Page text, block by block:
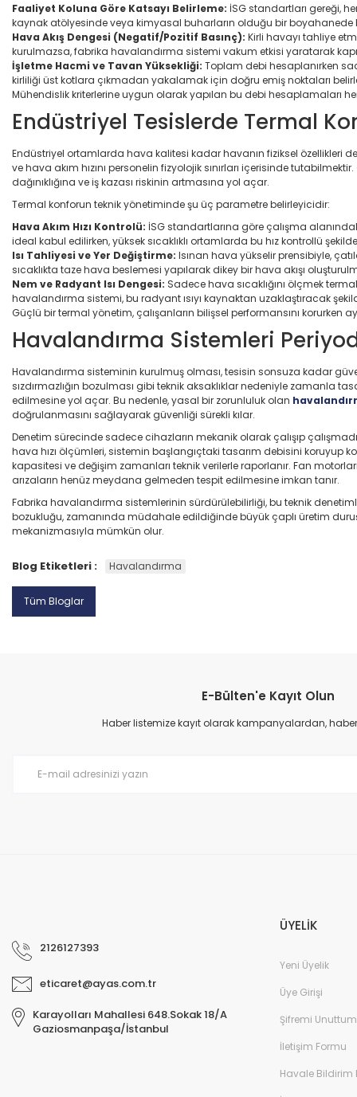
Faaliyet Koluna Göre Katsayı Belirleme: İSG standartları gereği,
kaynak atölyesinde veya kimyasal buharların olduğu bir boyahanede
Hava Akış Dengesi (Negatif/Pozitif Basınç): Kirli havayı tahliye
kurulmazsa, fabrika havalandırma sistemi vakum etkisi yaratarak
İşletme Hacmi ve Tavan Yüksekliği: Toplam debi hesaplanırken
kirliliği üst kotlara çıkmadan yakalamak için doğru emiş noktaları
Mühendislik kriterlerine uygun olarak yapılan bu debi hesaplamaları
Endüstriyel Tesislerde Termal
Endüstriyel ortamlarda hava kalitesi kadar havanın fiziksel özellikleri
ve hava akım hızını personelin fizyolojik sınırları içerisinde
dağınıklığına ve iş kazası riskinin artmasına yol açar.
Termal konforun teknik yönetiminde şu üç parametre belirleyicidir:
Hava Akım Hızı Kontrolü: İSG standartlarına göre çalışma
ideal kabul edilirken, yüksek sıcaklıklı ortamlarda bu hız kontrollü
Isı Tahliyesi ve Yer Değiştirme: Isınan hava yükselir prensibiyle,
sıcaklıkta taze hava beslemesi yapılarak dikey bir hava akışı
Nem ve Radyant Isı Dengesi: Sadece hava sıcaklığını ölçmek
havalandırma sistemi, bu radyant ısıyı kaynaktan uzaklaştıracak
Güçlü bir termal yönetim, çalışanların bilişsel performansını korurken
Havalandırma Sistemleri
Havalandırma sisteminin kurulmuş olması, tesisin sonsuza kadar
sızdırmazlığın bozulması gibi teknik aksaklıklar nedeniyle zamanla
edilmesine yol açar. Bu nedenle, yasal bir zorunluluk olan
doğrulanmasını sağlayarak güvenliği sürekli kılar.
Denetim sürecinde sadece cihazların mekanik olarak çalışıp
hava hızı ölçümleri, sistemin başlangıçtaki tasarım debisini koruyup
kapasitesi ve değişim zamanları teknik verilerle raporlanır. Fan
arızaların henüz meydana gelmeden tespit edilmesine imkan tanır.
Fabrika havalandırma sistemlerinin sürdürülebilirliği, bu teknik
bozukluğu, zamanında müdahale edildiğinde büyük çaplı üretim
mekanizmasıyla mümkün olur.
Blog Etiketleri : Havalandırma
Tüm Bloglar
E-Bülten'e Kayıt Olun
Haber listemize kayıt olarak kampanyalardan,
2126127393
eticaret@ayas.com.tr
Karayolları Mahallesi 648.Sokak 18/A
Gaziosmanpaşa/İstanbul
ÜYELİK
Yeni Üyelik
Üye Girişi
Şifremi Unuttum
İletişim Formu
Havale Bildirim